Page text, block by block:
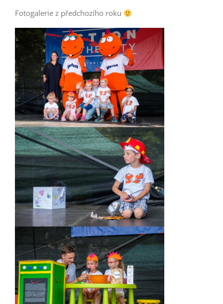
Fotogalerie z předchozího roku